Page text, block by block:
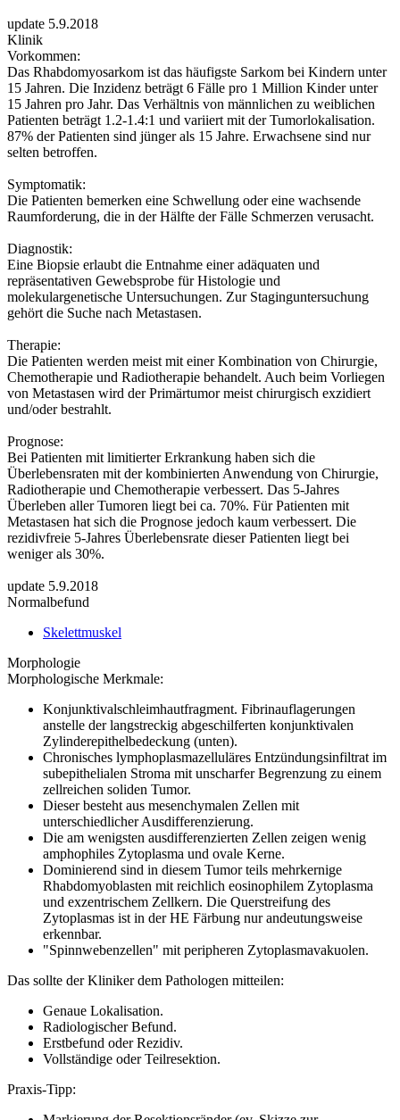
update 5.9.2018
Klinik
Vorkommen:
Das Rhabdomyosarkom ist das häufigste Sarkom bei Kindern unter
15 Jahren. Die Inzidenz beträgt 6 Fälle pro 1 Million Kinder unter
15 Jahren pro Jahr. Das Verhältnis von männlichen zu weiblichen
Patienten beträgt 1.2-1.4:1 und variiert mit der Tumorlokalisation.
87% der Patienten sind jünger als 15 Jahre. Erwachsene sind nur
selten betroffen.
Symptomatik:
Die Patienten bemerken eine Schwellung oder eine wachsende
Raumforderung, die in der Hälfte der Fälle Schmerzen verusacht.
Diagnostik:
Eine Biopsie erlaubt die Entnahme einer adäquaten und
repräsentativen Gewebsprobe für Histologie und
molekulargenetische Untersuchungen. Zur Staginguntersuchung
gehört die Suche nach Metastasen.
Therapie:
Die Patienten werden meist mit einer Kombination von Chirurgie,
Chemotherapie und Radiotherapie behandelt. Auch beim Vorliegen
von Metastasen wird der Primärtumor meist chirurgisch exzidiert
und/oder bestrahlt.
Prognose:
Bei Patienten mit limitierter Erkrankung haben sich die
Überlebensraten mit der kombinierten Anwendung von Chirurgie,
Radiotherapie und Chemotherapie verbessert. Das 5-Jahres
Überleben aller Tumoren liegt bei ca. 70%. Für Patienten mit
Metastasen hat sich die Prognose jedoch kaum verbessert. Die
rezidivfreie 5-Jahres Überlebensrate dieser Patienten liegt bei
weniger als 30%.
update 5.9.2018
Normalbefund
Skelettmuskel
Morphologie
Morphologische Merkmale:
Konjunktivalschleimhautfragment. Fibrinauflagerungen
anstelle der langstreckig abgeschilferten konjunktivalen
Zylinderepithelbedeckung (unten).
Chronisches lymphoplasmazelluläres Entzündungsinfiltrat im
subepithelialen Stroma mit unscharfer Begrenzung zu einem
zellreichen soliden Tumor.
Dieser besteht aus mesenchymalen Zellen mit
unterschiedlicher Ausdifferenzierung.
Die am wenigsten ausdifferenzierten Zellen zeigen wenig
amphophiles Zytoplasma und ovale Kerne.
Dominierend sind in diesem Tumor teils mehrkernige
Rhabdomyoblasten mit reichlich eosinophilem Zytoplasma
und exzentrischem Zellkern. Die Querstreifung des
Zytoplasmas ist in der HE Färbung nur andeutungsweise
erkennbar.
"Spinnwebenzellen" mit peripheren Zytoplasmavakuolen.
Das sollte der Kliniker dem Pathologen mitteilen:
Genaue Lokalisation.
Radiologischer Befund.
Erstbefund oder Rezidiv.
Vollständige oder Teilresektion.
Praxis-Tipp: